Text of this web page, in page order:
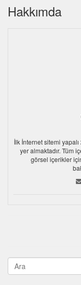
Hakkımda
İlk İnternet sitemi yapalı
yer almaktadır. Tüm
görsel içerikler